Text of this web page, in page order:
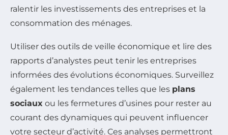
ralentir les investissements des entreprises et la
consommation des ménages.
Utiliser des outils de veille économique et lire des
rapports d’analystes peut tenir les entreprises
informées des évolutions économiques. Surveillez
également les tendances telles que les plans
sociaux ou les fermetures d’usines pour rester au
courant des dynamiques qui peuvent influencer
votre secteur d’activité. Ces analyses permettront